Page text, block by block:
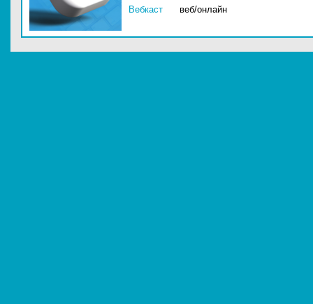
Вебкаст веб/онлайн